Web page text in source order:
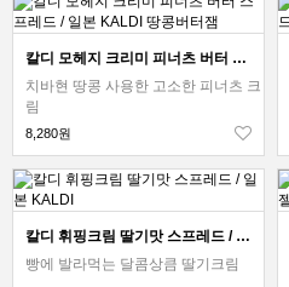
칼디 모헤지 크리미 피너츠 버터 스프레드 / 일본 KALDI 땅콩버터잼
치바현 땅콩 사용한 고소한 피너츠 크
림
8,280원
칼디 휘핑크림 딸기맛 스프레드 / 일본 KALDI
빵에 발라먹는 달콤상큼 딸기크림